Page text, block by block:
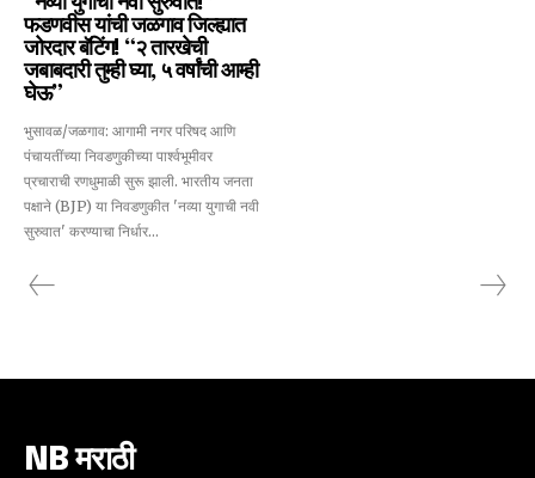
I've read and accept thePrivacy Policy
6,300
Fans
फडणवीस यांची जळगाव जिल्ह्यात
जोरदार बॅटिंग! “२ तारखेची
जबाबदारी तुम्ही घ्या, ५ वर्षांची आम्ही
घेऊ”
भुसावळ/जळगाव: आगामी नगर परिषद आणि
पंचायतींच्या निवडणुकीच्या पार्श्वभूमीवर
प्रचाराची रणधुमाळी सुरू झाली. भारतीय जनता
पक्षाने (BJP) या निवडणुकीत 'नव्या युगाची नवी
सुरुवात' करण्याचा निर्धार...
NB मराठी